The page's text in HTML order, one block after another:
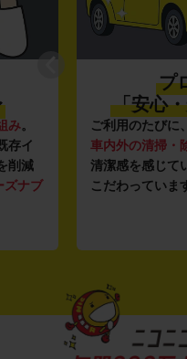
み。
存イ
削減
ズナブ
プ
「安心
ご利用のたびに、
車内外の清掃・
清潔感を感じて
こだわっていま